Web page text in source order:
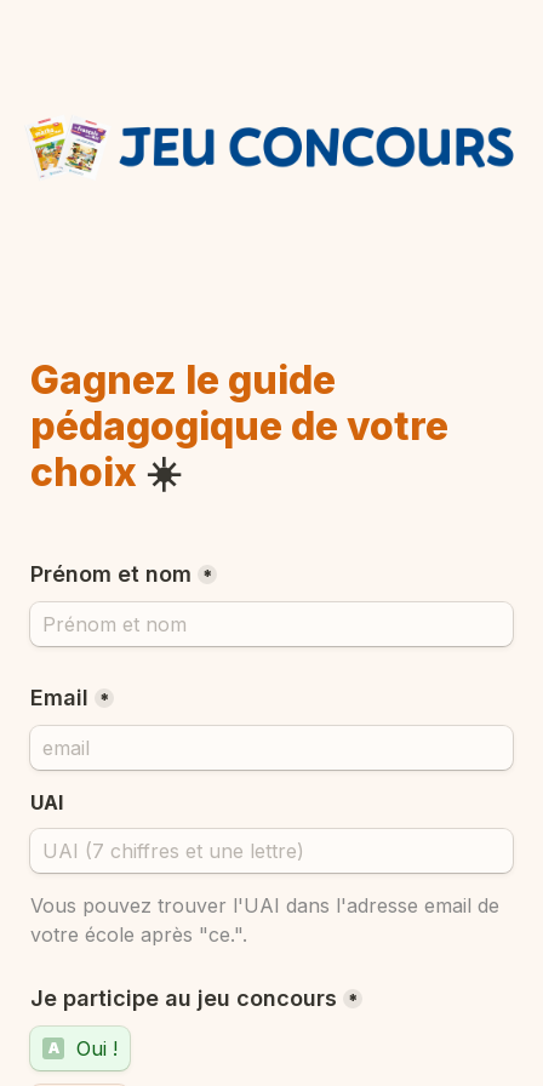
Gagnez le guide
pédagogique de votre
choix ☀️
Prénom et nom *
Email *
UAI
Vous pouvez trouver l'UAI dans l'adresse email de
votre école après "ce.".
Je participe au jeu concours *
A Oui !